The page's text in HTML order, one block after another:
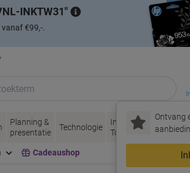
INKTW31
€99,-.
Ontvang
Planning &
presentatie
Technologie
Inkt &
Toner
Papier,
& Verpakken
Cadeaushop